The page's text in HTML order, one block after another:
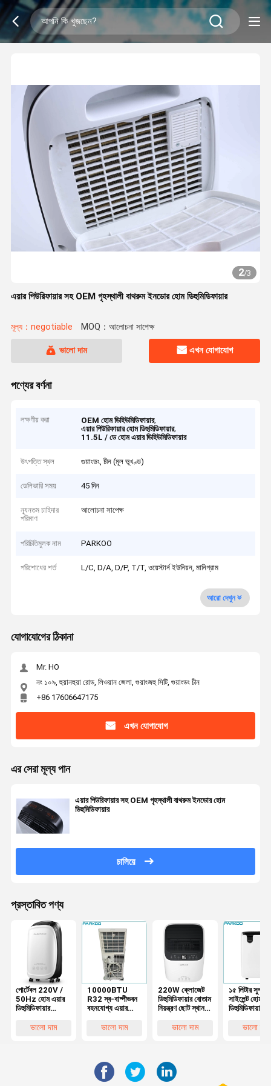
2/3
এয়ার পিউরিফায়ার সহ OEM গৃহস্থালী বাথরুম ইনডোর হোম ডিহুমিডিফায়ার
মূল্য：negotiable MOQ：আলোচনা সাপেক্ষ
ভালো দাম এখন যোগাযোগ
পণ্যের বর্ণনা
লক্ষণীয় করা OEM হোম ডিহিউমিডিফায়ার,
এয়ার পিউরিফায়ার হোম ডিহুমিডিফায়ার,
11.5L / ডে হোম এয়ার ডিহিউমিডিফায়ার
উৎপত্তি স্থল গুয়াংডং, চীন (মূল ভূখণ্ড)
ডেলিভারি সময় 45 দিন
ন্যূনতম চাহিদার
পরিমাণ
আলোচনা সাপেক্ষ
পরিচিতিমুলক নাম PARKOO
পরিশোধের শর্ত L/C, D/A, D/P, T/T, ওয়েস্টার্ন ইউনিয়ন, মানিগ্রাম
আরো দেখুন
যোগাযোগের ঠিকানা
Mr. HO
নং ১০৯, হুয়ানহুয়া রোড, লিওয়ান জেলা, গুয়াংজহু সিটি, গুয়াংডং চীন
+86 17606647175
এখন যোগাযোগ
এর সেরা মূল্য পান
এয়ার পিউরিফায়ার সহ OEM গৃহস্থালী বাথরুম ইনডোর হোম
ডিহুমিডিফায়ার
চালিয়ে
প্রস্তাবিত পণ্য
পোর্টেবল 220V /
50Hz হোম এয়ার
ডিহুমিডিফায়ার
ফ্লো সহভালো দাম
10000BTU
R32 স্ব-বাষ্পীভবন
বহনযোগ্য এয়ার
ডিসপ্লে শিশু লক
ভালো দাম
220W ক্লোজেট
ডিহুমিডিফায়ার বোতাম
নিয়ন্ত্রণ ছোট স্থান
অবিচ্ছিন্ন নিষ্কাশন
ভালো দাম
১৫ লিটার সুপার
সাইলেন্ট হোম
ডিহুমিডিফায়ার
রেফ্রিজারেন্ট
ভালো দাম